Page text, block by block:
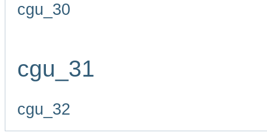
cgu_30
cgu_31
cgu_32